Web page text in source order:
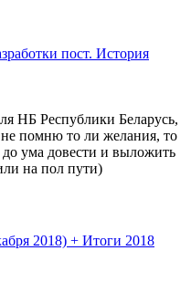
пост. История
НБ Республики Беларусь,
помню то ли желания, то
ума довести и выложить
на пол пути)
2018) + Итоги 2018